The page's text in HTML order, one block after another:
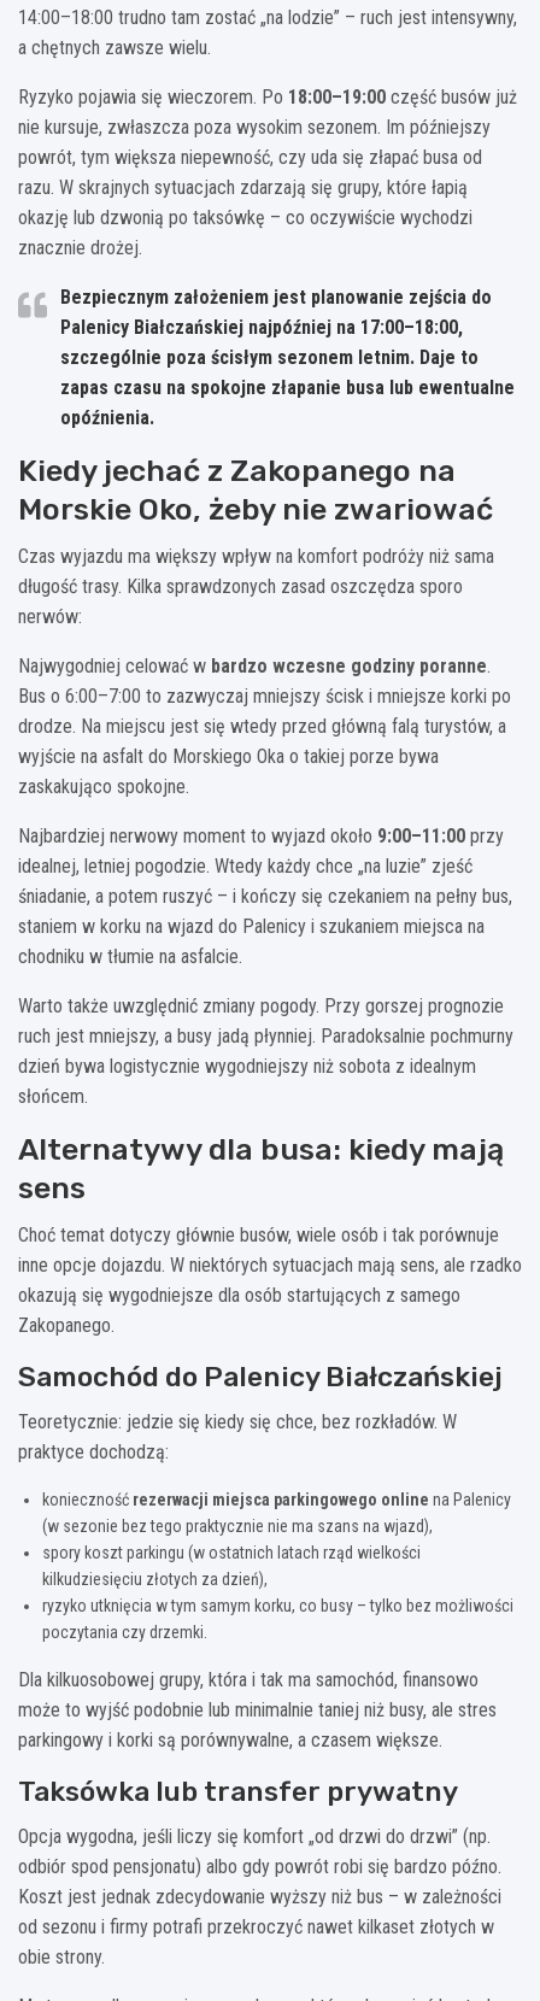
14:00–18:00 trudno tam zostać „na lodzie” – ruch jest intensywny,
a chętnych zawsze wielu.
Ryzyko pojawia się wieczorem. Po 18:00–19:00 część busów już
nie kursuje, zwłaszcza poza wysokim sezonem. Im późniejszy
powrót, tym większa niepewność, czy uda się złapać busa od
razu. W skrajnych sytuacjach zdarzają się grupy, które łapią
okazję lub dzwonią po taksówkę – co oczywiście wychodzi
znacznie drożej.
Bezpiecznym założeniem jest planowanie zejścia do
Palenicy Białczańskiej najpóźniej na 17:00–18:00,
szczególnie poza ścisłym sezonem letnim. Daje to
zapas czasu na spokojne złapanie busa lub ewentualne
opóźnienia.
Kiedy jechać z Zakopanego na
Morskie Oko, żeby nie zwariować
Czas wyjazdu ma większy wpływ na komfort podróży niż sama
długość trasy. Kilka sprawdzonych zasad oszczędza sporo
nerwów:
Najwygodniej celować w bardzo wczesne godziny poranne.
Bus o 6:00–7:00 to zazwyczaj mniejszy ścisk i mniejsze korki po
drodze. Na miejscu jest się wtedy przed główną falą turystów, a
wyjście na asfalt do Morskiego Oka o takiej porze bywa
zaskakująco spokojne.
Najbardziej nerwowy moment to wyjazd około 9:00–11:00 przy
idealnej, letniej pogodzie. Wtedy każdy chce „na luzie” zjeść
śniadanie, a potem ruszyć – i kończy się czekaniem na pełny bus,
staniem w korku na wjazd do Palenicy i szukaniem miejsca na
chodniku w tłumie na asfalcie.
Warto także uwzględnić zmiany pogody. Przy gorszej prognozie
ruch jest mniejszy, a busy jadą płynniej. Paradoksalnie pochmurny
dzień bywa logistycznie wygodniejszy niż sobota z idealnym
słońcem.
Alternatywy dla busa: kiedy mają
sens
Choć temat dotyczy głównie busów, wiele osób i tak porównuje
inne opcje dojazdu. W niektórych sytuacjach mają sens, ale rzadko
okazują się wygodniejsze dla osób startujących z samego
Zakopanego.
Samochód do Palenicy Białczańskiej
Teoretycznie: jedzie się kiedy się chce, bez rozkładów. W
praktyce dochodzą:
konieczność rezerwacji miejsca parkingowego online na Palenicy
(w sezonie bez tego praktycznie nie ma szans na wjazd),
spory koszt parkingu (w ostatnich latach rząd wielkości
kilkudziesięciu złotych za dzień),
ryzyko utknięcia w tym samym korku, co busy – tylko bez możliwości
poczytania czy drzemki.
Dla kilkuosobowej grupy, która i tak ma samochód, finansowo
może to wyjść podobnie lub minimalnie taniej niż busy, ale stres
parkingowy i korki są porównywalne, a czasem większe.
Taksówka lub transfer prywatny
Opcja wygodna, jeśli liczy się komfort „od drzwi do drzwi” (np.
odbiór spod pensjonatu) albo gdy powrót robi się bardzo późno.
Koszt jest jednak zdecydowanie wyższy niż bus – w zależności
od sezonu i firmy potrafi przekroczyć nawet kilkaset złotych w
obie strony.